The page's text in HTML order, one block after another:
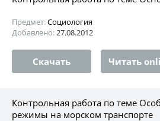
Предмет:Социология
Добавлено:27.08.2012
Скачать Читать
Контрольная работа по теме
режимы на морском транспорте